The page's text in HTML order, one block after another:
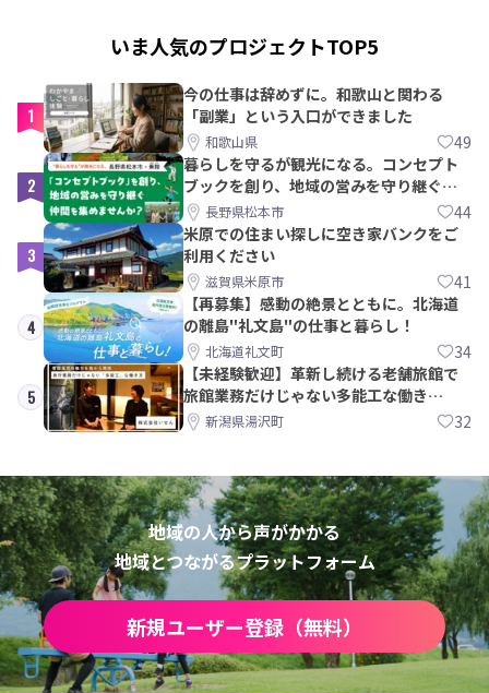
いま人気のプロジェクトTOP5
1
今の仕事は辞めずに。和歌山と関わる
「副業」という入口ができました
和歌山県 49
2
暮らしを守るが観光になる。コンセプト
ブックを創り、地域の営みを守り継ぐ仲
間を集めませんか？
長野県松本市 44
3
米原での住まい探しに空き家バンクをご
利用ください
滋賀県米原市 41
4
【再募集】感動の絶景とともに。北海道
の離島"礼文島"の仕事と暮らし！
北海道礼文町 34
5
【未経験歓迎】革新し続ける老舗旅館で
旅館業務だけじゃない多能工な働き
方。 株式会社いせん
新潟県湯沢町 32
地域の人から声がかかる
地域とつながるプラットフォーム
新規ユーザー登録（無料）